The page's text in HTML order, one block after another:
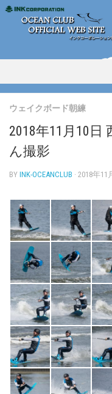
Skip
content
ウェイクボード朝練
2018年11月10日
ん撮影
BY INK-OCEANCLUB · 2018年11